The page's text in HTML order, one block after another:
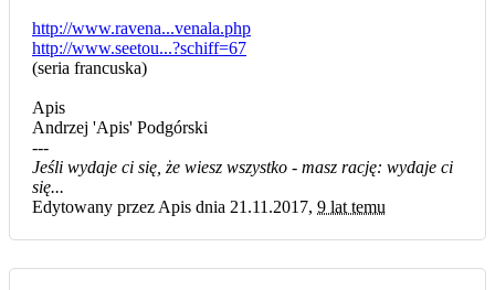
http://www.ravena...venala.php
http://www.seetou...?schiff=67
(seria francuska)
Apis
Andrzej 'Apis' Podgórski
---
Jeśli wydaje ci się, że wiesz wszystko - masz rację: wydaje ci
się...
Edytowany przez Apis dnia 21.11.2017, 9 lat temu